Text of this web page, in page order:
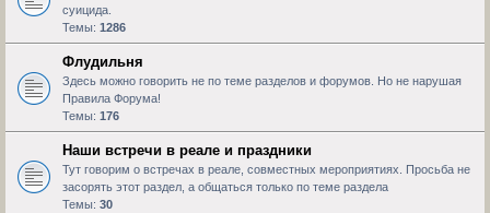
суицида.
Темы: 1286
Флудильня
Здесь можно говорить не по теме разделов и форумов. Но не нарушая
Правила Форума!
Темы: 176
Наши встречи в реале и праздники
Тут говорим о встречах в реале, совместных мероприятиях. Просьба не
засорять этот раздел, а общаться только по теме раздела
Темы: 30